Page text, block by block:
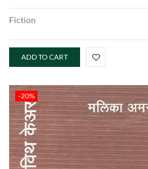
Fiction
ADD TO CART
-20%